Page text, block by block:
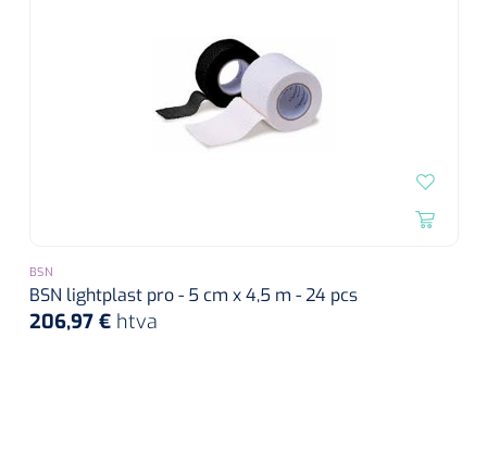
BSN
BSN lightplast pro - 5 cm x 4,5 m - 24 pcs
206,97 € htva